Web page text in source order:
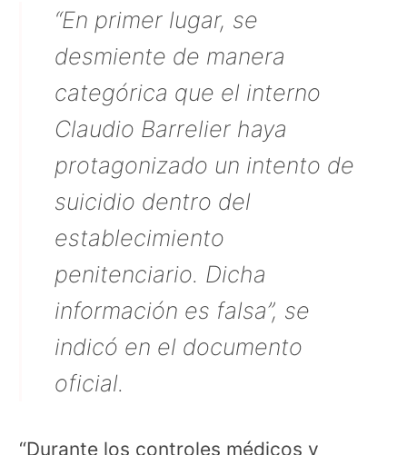
“En primer lugar, se
desmiente de manera
categórica que el interno
Claudio Barrelier haya
protagonizado un intento de
suicidio dentro del
establecimiento
penitenciario. Dicha
información es falsa”, se
indicó en el documento
oficial.
“Durante los controles médicos y